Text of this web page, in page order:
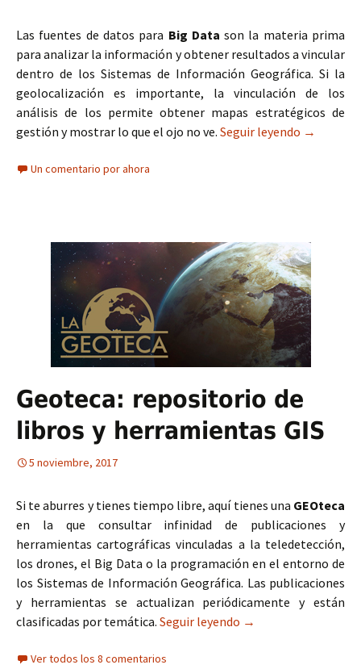
Las fuentes de datos para Big Data son la materia prima
para analizar la información y obtener resultados a vincular
dentro de los Sistemas de Información Geográfica. Si la
geolocalización es importante, la vinculación de los
análisis de los permite obtener mapas estratégicos de
gestión y mostrar lo que el ojo no ve. Seguir leyendo 20
→
Un comentario por ahora
Geoteca: repositorio de
libros y herramientas GIS
5 noviembre, 2017
Si te aburres y tienes tiempo libre, aquí tienes una GEOteca
en la que consultar infinidad de publicaciones y
herramientas cartográficas vinculadas a la teledetección,
los drones, el Big Data o la programación en el entorno de
los Sistemas de Información Geográfica. Las publicaciones
y herramientas se actualizan periódicamente y están
clasificadas por temática. Seguir leyendo Geoteca: repositorio
→
Ver todos los 8 comentarios